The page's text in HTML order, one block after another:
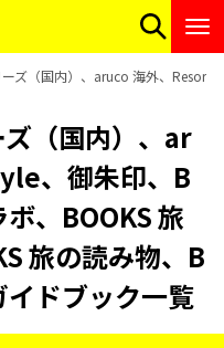
ズ（国内）、aruco 海外、Resort
（国内）、ar
、御朱印、B
、BOOKS 旅
旅の読み物、B
ドブック一覧